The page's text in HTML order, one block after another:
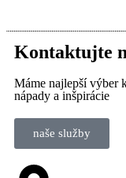
Kontaktujte
Máme najlepší výber
nápady a inšpirácie
naše služby